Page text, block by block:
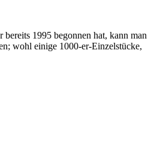
1995 begonnen hat, kann man
wohl einige 1000-er-Einzelstücke,